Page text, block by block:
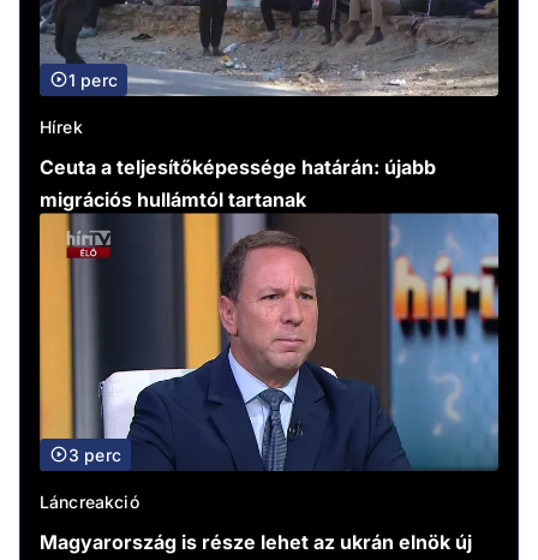
1 perc
Hírek
Ceuta a teljesítőképessége határán: újabb
migrációs hullámtól tartanak
3 perc
Láncreakció
Magyarország is része lehet az ukrán elnök új